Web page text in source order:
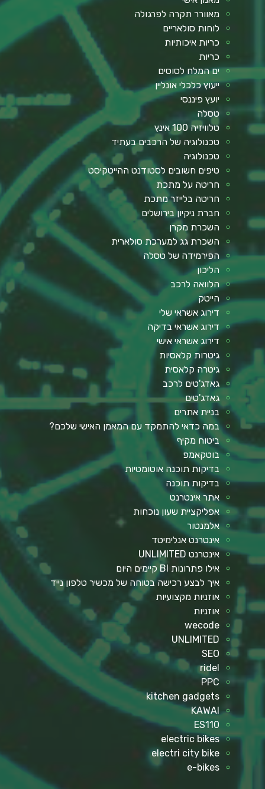
מאוורר תקרה לפרגולה
לוחות סולאריים
כריות איכותיות
כריות
ים המלח לסוסים
ייעוץ כלכלי אונליין
יועץ פיננסי
טסלה
טלוויזיה 100 אינץ
טכנולוגיה של הרכבים בעתיד
טכנולוגיה
טיפים חשובים לסטודנט ההייטקיסט
חריטה על מתכת
חריטה בלייזר מתכת
חברת ניקיון בירושלים
השכרת מקרן
השכרת גג למערכת סולארית
הפירמידה של טסלה
הליכון
הלוואה לרכב
הייטק
דירוג אשראי שלי
דירוג אשראי בדיקה
דירוג אשראי אישי
גיטרות קלאסיות
גיטרה קלאסית
גאדג'טים לרכב
גאדג'טים
בניית אתרים
במה כדאי להתמקד עם המאמן האישי שלכם?
ביטוח מקיף
בוטקאמפ
בדיקות תוכנה אוטומטיות
בדיקות תוכנה
אתר אינטרנט
אפליקציית שעון נוכחות
אלמנטור
אינטרנט אנלימיטד
אינטרנט UNLIMITED
אילו פתרונות BI קיימים היום
איך לבצע רכישה בטוחה של מכשיר טלפון נייד
אוזניות מקצועיות
אוזניות
wecode
UNLIMITED
SEO
ridel
PPC
kitchen gadgets
KAWAI
ES110
electric bikes
electri city bike
e-bikes